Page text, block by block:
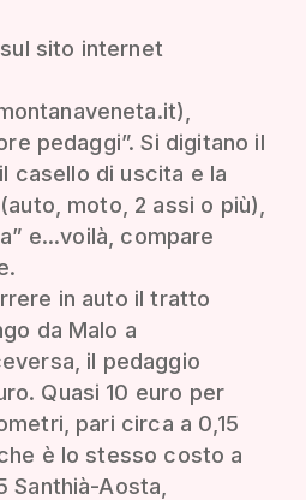
sul sito internet
pedaggi”. Si digitano il
casello di uscita e la
moto, 2 assi o più),
e...voilà, compare
in auto il tratto
da Malo a
il pedaggio
Quasi 10 euro per
pari circa a 0,15
è lo stesso costo a
Santhià-Aosta,